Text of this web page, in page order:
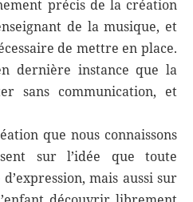
précis de la création
de la musique, et
de mettre en place.
dernière instance que la
sans communication, et
que nous connaissons
sur l’idée que toute
mais aussi sur